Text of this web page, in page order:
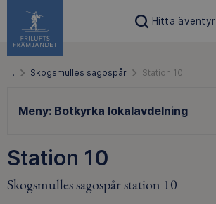
Hitta äventyr
… Skogsmulles sagospår Station 10
Meny: Botkyrka lokalavdelning
Station 10
Skogsmulles sagospår station 10